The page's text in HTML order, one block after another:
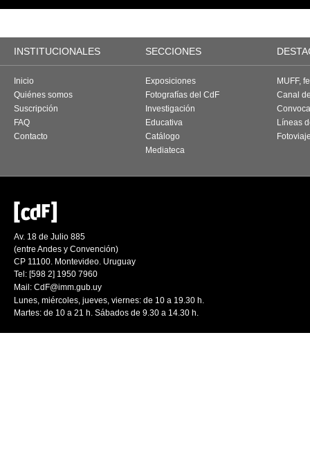
INSTITUCIONALES SECCIONES
Inicio
Quiénes somos
Suscripción
FAQ
Contacto
Exposiciones
Fotografías del CdF
Investigación
Educativa
Catálogo
Mediateca
MUFF,
Canal
Líneas
Av. 18 de Julio 885
(entre Andes y Convención)
CP 11100. Montevideo. Uruguay
Tel: [598 2] 1950 7960
Mail: CdF@imm.gub.uy
Lunes, miércoles, jueves, viernes: de 10 a 19.30 h.
Martes: de 10 a 21 h. Sábados de 9.30 a 14.30 h.